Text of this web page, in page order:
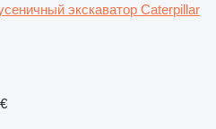
экскаватор Caterpillar